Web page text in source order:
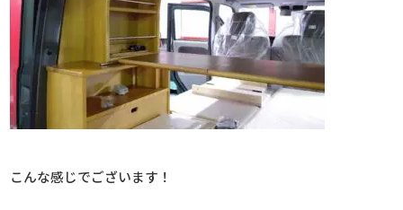
こんな感じでございます！